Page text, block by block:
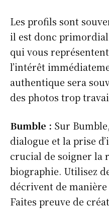
Les profils sont
il est donc
qui vous
l’intérêt
authentique sera
des photos trop
Bumble : Sur
dialogue et la prise
crucial de soigner la
biographie. Utilisez
décrivent de
Faites preuve de